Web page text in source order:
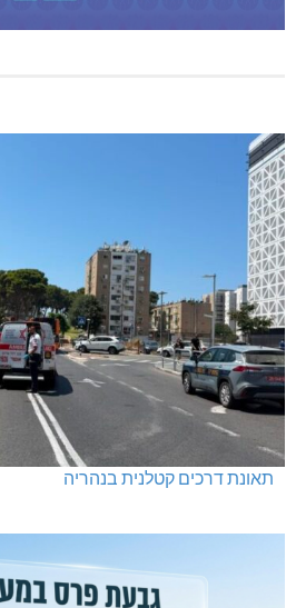
תאונת דרכים קטלנית בנהריה